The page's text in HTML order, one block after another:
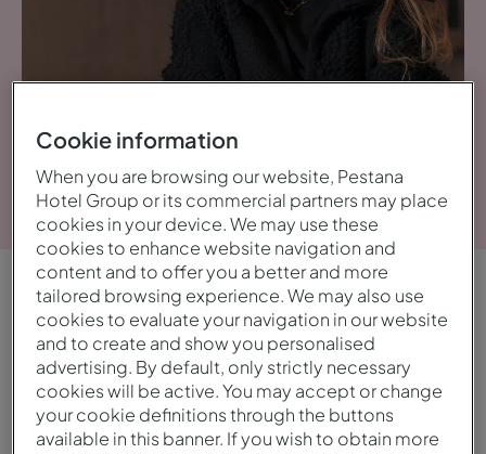
Bekijk galerij
OVERZICHT
Centraal en bruisend
Het Pestana CR7 Times Square combineert
comfort, vriendelijke service en moderne
Cookie information
When you are browsing our website, Pestana
Hotel Group or its commercial partners may place
cookies in your device. We may use these
cookies to enhance website navigation and
content and to offer you a better and more
tailored browsing experience. We may also use
cookies to evaluate your navigation in our website
and to create and show you personalised
advertising. By default, only strictly necessary
cookies will be active. You may accept or change
your cookie definitions through the buttons
available in this banner. If you wish to obtain more